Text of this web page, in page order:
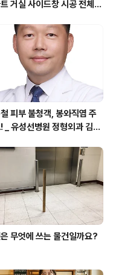
거실 사이드창 시공 전체
피부 불청객, 봉와직염 주
_ 유성선병원 정형외과 김의
무엇에 쓰는 물건일까요?